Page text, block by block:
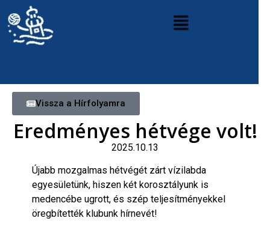
Vissza a Hírfolyamra
Eredményes hétvége volt!
2025.10.13
Újabb mozgalmas hétvégét zárt vízilabda
egyesületünk, hiszen két korosztályunk is
medencébe ugrott, és szép teljesítményekkel
öregbítették klubunk hírnevét!